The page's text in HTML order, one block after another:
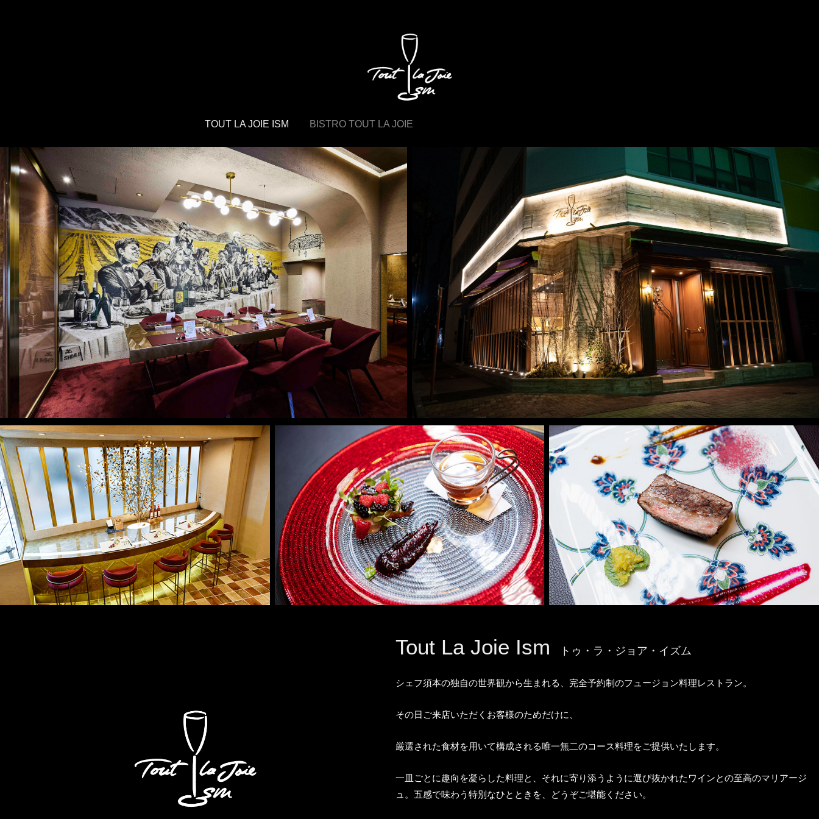
TOUT LA JOIE ISM BISTRO TOUT LA JOIE
Tout La Joie Ism トゥ・ラ・ジョア・イズム
シェフ須本の独自の世界観から生まれる、完全予約制のフュージョン料理レストラン。
その日ご来店いただくお客様のためだけに、
厳選された食材を用いて構成される唯一無二のコース料理をご提供いたします。
一皿ごとに趣向を凝らした料理と、それに寄り添うように選び抜かれたワインとの至高のマリアージ
ュ。五感で味わう特別なひとときを、どうぞご堪能ください。